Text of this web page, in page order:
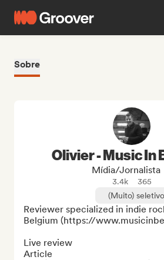
Sobre
Olivier - Music In
Mídia/Jornalista
3.4k
365
(Muito) seletivo
Reviewer specialized in indie
Belgium (https://
Live review
Article